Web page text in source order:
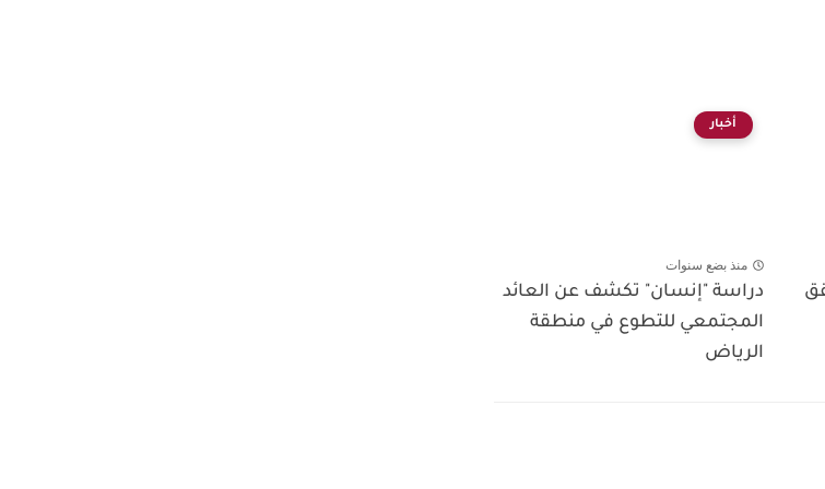
أخبار
منذ بضع سنوات
دراسة "إنسان" تكشف عن العائد
المجتمعي للتطوع في منطقة
الرياض